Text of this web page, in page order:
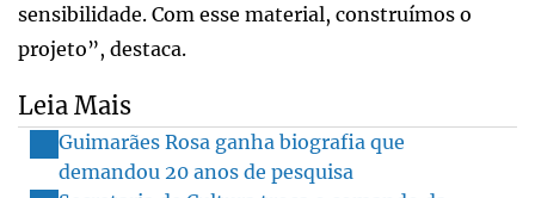
sensibilidade. Com esse material, construímos o
projeto”, destaca.
Leia Mais
Guimarães Rosa ganha biografia que
demandou 20 anos de pesquisa